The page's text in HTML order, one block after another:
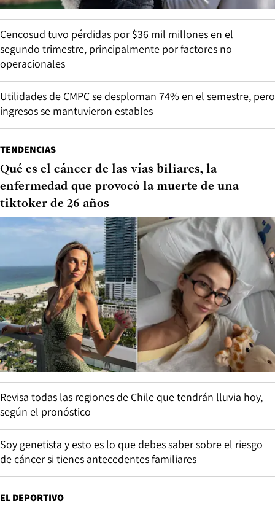
Cencosud tuvo pérdidas por $36 mil millones en el
segundo trimestre, principalmente por factores no
operacionales
Utilidades de CMPC se desploman 74% en el semestre, pero
ingresos se mantuvieron estables
TENDENCIAS
Qué es el cáncer de las vías biliares, la
enfermedad que provocó la muerte de una
tiktoker de 26 años
Revisa todas las regiones de Chile que tendrán lluvia hoy,
según el pronóstico
Soy genetista y esto es lo que debes saber sobre el riesgo
de cáncer si tienes antecedentes familiares
EL DEPORTIVO